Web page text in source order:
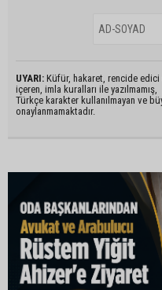
UYARI: Küfür, hakaret, rencide edici
içeren, imla kuralları ile yazılmamış,
Türkçe karakter kullanılmayan ve
onaylanmamaktadır.